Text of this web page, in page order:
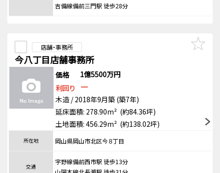
吉備線備前三門駅 徒歩28分
店舗・事務所
今八丁目店舗事務所
価格
1億5500万円
利回り
－
木造 / 2018年9月築 (築7年)
延床面積: 278.90m² (約84.36坪)
土地面積: 456.29m² (約138.02坪)
所在地 岡山県岡山市北区今８丁目
交通
宇野線備前西市駅 徒歩13分